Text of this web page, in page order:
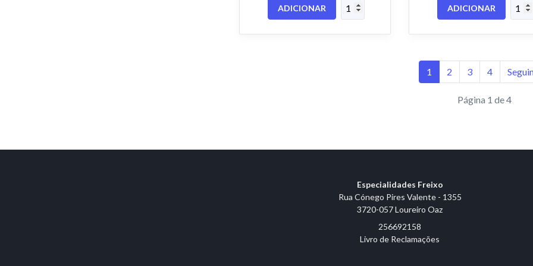
ADICIONAR ADICIONAR
1 2 3 4
Página 1 de 4
Especialidades Freixo
Rua Cónego Pires Valente - 1355
3720-057 Loureiro Oaz
256692158
Livro de Reclamações